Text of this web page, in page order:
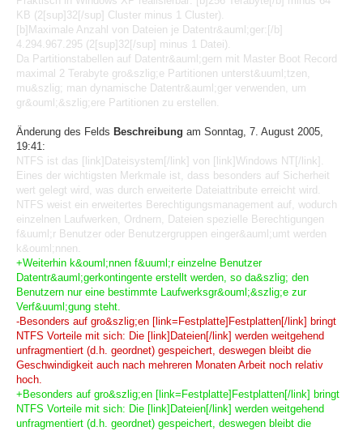
KB (2[sup]32[/sup] Cluster minus 1 Cluster).
[b]Maximale Anzahl von Dateien je Datentr&auml;ger:[/b]
4.294.967.295 (2[sup]32[/sup] minus 1 Datei).
Da Partitionstabellen auf Datentr&auml;gern mit Master Boot Record
maximal 2 Terabyte gro&szlig;e Partitionen unterst&uuml;tzen,
mu&szlig; man dynamische Datentr&auml;ger verwenden, um
gr&ouml;&szlig;ere Partitionen zu erstellen.
Änderung des Felds Beschreibung am Sonntag, 7. August 2005,
19:41:
NTFS ist das [link]Dateisystem[/link] von [link]Windows NT[/link].
Eines der wichtigsten Merkmale ist, dass besonders auf Sicherheit
wert gelegt wird, was durch erweiterte Dateiattribute erreicht wird.
NTFS weist ein erweitertes Berechtigungsmanagement auf, wodurch
einzelnen Laufwerken, Ordnern, Dateien spezielle Berechtigungen
f&uuml;r Benutzer oder Benutzergruppen einger&auml;umt werden
k&ouml;nnen.
+Weiterhin k&ouml;nnen f&uuml;r einzelne Benutzer
Datentr&auml;gerkontingente erstellt werden, so da&szlig; den
Benutzern nur eine bestimmte Laufwerksgr&ouml;&szlig;e zur
Verf&uuml;gung steht.
-Besonders auf gro&szlig;en [link=Festplatte]Festplatten[/link] bringt
NTFS Vorteile mit sich: Die [link]Dateien[/link] werden weitgehend
unfragmentiert (d.h. geordnet) gespeichert, deswegen bleibt die
Geschwindigkeit auch nach mehreren Monaten Arbeit noch relativ
hoch.
+Besonders auf gro&szlig;en [link=Festplatte]Festplatten[/link] bringt
NTFS Vorteile mit sich: Die [link]Dateien[/link] werden weitgehend
unfragmentiert (d.h. geordnet) gespeichert, deswegen bleibt die